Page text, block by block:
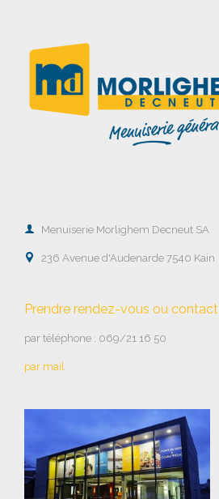
 Menuiserie Morlighem Decneut SA
 236 Avenue d'Audenarde 7540 Kain
Prendre rendez-vous ou contact
par téléphone : 069/21 16 50
par mail